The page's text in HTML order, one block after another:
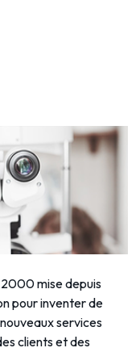
mise depuis
pour inventer de
services
clients et des